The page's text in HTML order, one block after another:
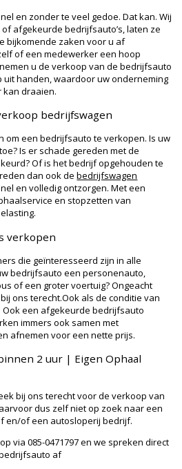
en zonder te veel gedoe. Dat kan. Wij
afgekeurde bedrijfsauto’s, laten ze
bijkomende zaken voor u af
of een medewerker een hoop
u de verkoop van de bedrijfsauto
handen, waardoor uw onderneming
kan draaien.
bedrijfswagen
om een bedrijfsauto te verkopen. Is uw
Is er schade gereden met de
Of is het bedrijf opgehouden te
dan ook debedrijfswagen
en volledig ontzorgen. Met een
en stopzetten van
verkopen
die geïnteresseerd zijn in alle
bedrijfsauto een personenauto,
of een groter voertuig? Ongeacht
ons terecht.Ook als de conditie van
Ook een afgekeurde bedrijfsauto
immers ook samen met
afnemen voor een nette prijs.
2 uur | Eigen Ophaal
bij ons terecht voor de verkoop van
dus zelf niet op zoek naar een
en/of een autosloperij bedrijf.
via 085-0471797 en we spreken direct
af